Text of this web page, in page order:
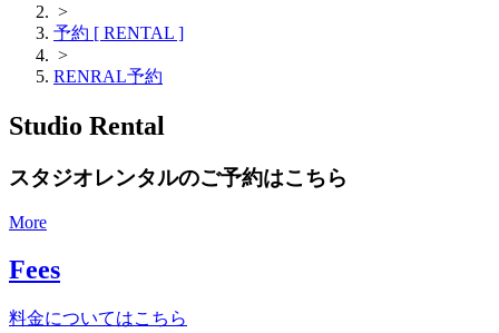
>
予約 [ RENTAL ]
>
RENRAL予約
Studio Rental
スタジオレンタルのご予約はこちら
More
Fees
料金についてはこちら